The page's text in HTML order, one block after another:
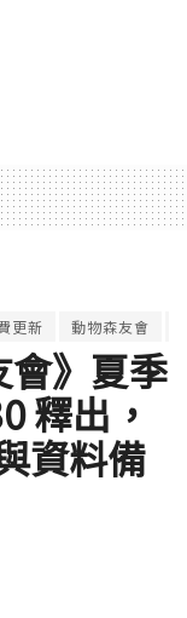
更新 動物森友會
會》夏季
釋出，
資料備